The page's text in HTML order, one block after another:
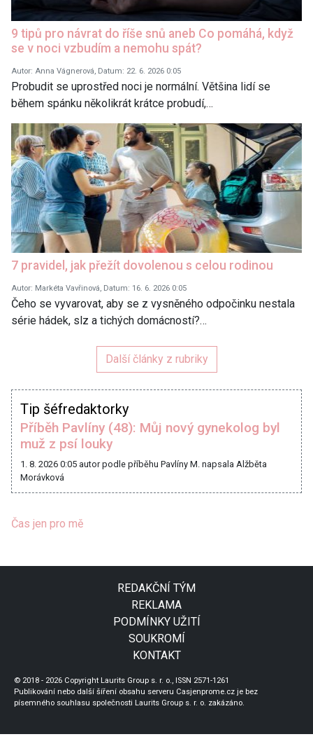
9 tipů pro návrat do říše snů aneb Co pomáhá, když
se v noci vzbudím a nemohu spát?
Autor: Anna Vágnerová, Datum: 22. 6. 2026 0:05
Probudit se uprostřed noci je normální. Většina lidí se
během spánku několikrát krátce probudí,…
7 pravidel, jak přežít dovolenou s celou rodinou
Autor: Markéta Vavřinová, Datum: 16. 6. 2026 0:05
Čeho se vyvarovat, aby se z vysněného odpočinku nestala
série hádek, slz a tichých domácností?…
Další články z rubriky
Tip šéfredaktorky
Příběh Pavlíny (48): Můj nový gynekolog byl
muž z psí louky
1. 8. 2026 0:05 autor podle příběhu Pavlíny M. napsala Alžběta
Morávková
Čas jen pro mě
REDAKČNÍ TÝM
REKLAMA
PODMÍNKY UŽITÍ
SOUKROMÍ
KONTAKT
© 2018 - 2026 Copyright Laurits Group s. r. o., ISSN 2571-1261
Publikování nebo další šíření obsahu serveru Casjenprome.cz je bez
písemného souhlasu společnosti Laurits Group s. r. o. zakázáno.